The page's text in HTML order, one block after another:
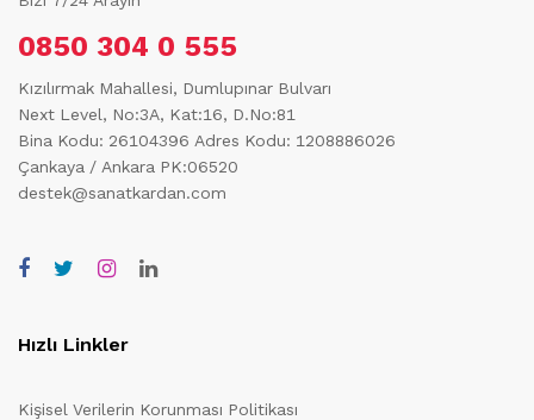
0850 304 0 555
Kızılırmak Mahallesi, Dumlupınar Bulvarı
Next Level, No:3A, Kat:16, D.No:81
Bina Kodu: 26104396 Adres Kodu: 1208886026
Çankaya / Ankara PK:06520
destek@sanatkardan.com
Hızlı Linkler
Kişisel Verilerin Korunması Politikası